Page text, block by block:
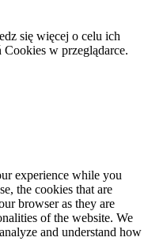
się więcej o celu ich
w przeglądarce.
experience while you
the cookies that are
browser as they are
of the website. We
and understand how